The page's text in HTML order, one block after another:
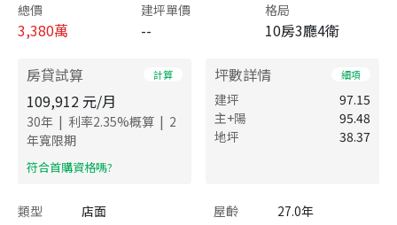
總價
3,380萬
建坪單價
--
格局
10房3廳4衛
房貸試算 計算
109,912 元/月
30年 | 利率2.35%概算 | 2
年寬限期
​符合首購資格嗎?
坪數詳情 細項
建坪
97.15
主+陽
95.48
地坪
38.37
類型 店面 屋齡
27.0年